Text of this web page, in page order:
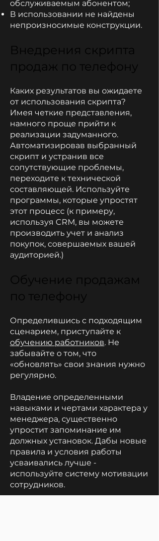
обслуживаемым абонентом;
В использовании не найдены
непроизносимые конструкции.
Внедрения скрипта
продаж по телефону
Каких результатов вы ожидаете
от использования скрипта?
Имея четкие представления,
намного проще прийти к
реализации задуманного.
Автоматизировав выбранный
скрипт и устранив все
сопутствующие проблемы,
переходите к технической
составляющей. Используйте
программы, которые упростят
этот процесс (к примеру,
используя CRM, вы можете
производить учет и анализ
покупок, совершаемых вашей
аудиторией.)
Обучение продажам
по телефону
Определившись с подходящим
сценарием, приступайте к
обучению работников. Не
забывайте о том, что
«обновлять» свои знания нужно
регулярно.
Владение определенными
навыками и чертами характера у
менеджера, существенно
упростит запоминание им
должных установок. Дабы новые
правила и условия работы
усваивались лучше -
используйте систему мотивации
сотрудников.